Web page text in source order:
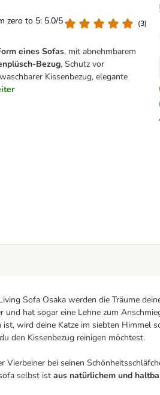
zero to 5: 5.0/5
(3)
eines Sofas, mit abnehmbarem
Bezug, Schutz vor
Kissenbezug, elegante
Sofa Osaka werden die Träume
und hat sogar eine Lehne zum
wird deine Katze im siebten Himmel
den Kissenbezug reinigen möchtest.
Vierbeiner bei seinen
selbst ist aus natürlichem und